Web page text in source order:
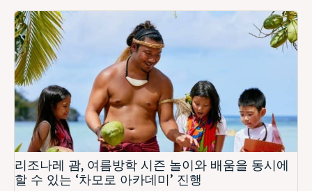
리조나레 괌, 여름방학 시즌 놀이와 배움을 동시에
할 수 있는 ‘차모로 아카데미’ 진행